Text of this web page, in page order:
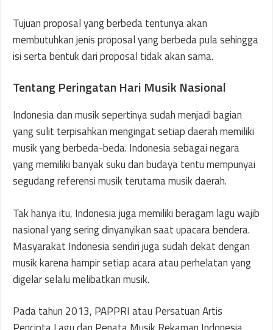
Tujuan proposal yang berbeda tentunya akan
membutuhkan jenis proposal yang berbeda pula sehingga
isi serta bentuk dari proposal tidak akan sama.
Tentang Peringatan Hari Musik Nasional
Indonesia dan musik sepertinya sudah menjadi bagian
yang sulit terpisahkan mengingat setiap daerah memiliki
musik yang berbeda-beda. Indonesia sebagai negara
yang memiliki banyak suku dan budaya tentu mempunyai
segudang referensi musik terutama musik daerah.
Tak hanya itu, Indonesia juga memiliki beragam lagu wajib
nasional yang sering dinyanyikan saat upacara bendera.
Masyarakat Indonesia sendiri juga sudah dekat dengan
musik karena hampir setiap acara atau perhelatan yang
digelar selalu melibatkan musik.
Pada tahun 2013, PAPPRI atau Persatuan Artis